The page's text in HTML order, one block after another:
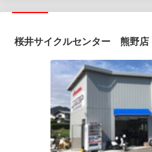
桜井サイクルセンター 熊野店